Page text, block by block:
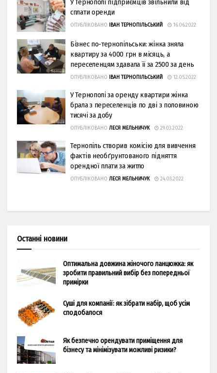
У Тернополі підприємців звільнили від
сплaти оренди
ОПУБЛІКОВАНО ІВАН ТЕРНОПІЛЬСЬКИЙ 16.06.2022
Бізнес по-тернопільськи: жінка зняла
квартиру за 4000 грн в місяць, а
переселенцям здавала її за 2500 за день
ОПУБЛІКОВАНО ІВАН ТЕРНОПІЛЬСЬКИЙ 12.05.2022
У Тернополі за оренду квартири жінка
брала з переселенців по дві з половиною
тисячі за добу
ОПУБЛІКОВАНО ЛЕСЯ МЕЛЬНИЧУК 29.03.2022
Тернопіль створив комісію для вивчення
фактів необґрунтованого підняття
орендної плати за житло
ОПУБЛІКОВАНО ЛЕСЯ МЕЛЬНИЧУК 24.03.2022
Останні новини
Оптимальна довжина жіночого ланцюжка: як
зробити правильний вибір без попередньої
примірки
Суші для компанії: як зібрати набір, щоб усім
сподобалося
Як безпечно орендувати приміщення для
бізнесу та мінімізувати можливі ризики?